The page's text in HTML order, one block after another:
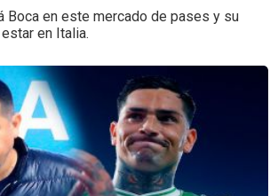
Boca en este mercado de pases y su
en Italia.